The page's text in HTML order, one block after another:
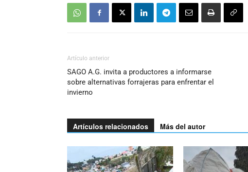
Artículo anterior
SAGO A.G. invita a productores a informarse
sobre alternativas forrajeras para enfrentar el
invierno
Artículos relacionados Más del autor